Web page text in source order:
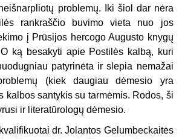
problemų. Iki šiol dar nėra
rankraščio buvimo vieta nuo jos
į Prūsijos hercogo Augusto knygų
ką besakyti apie Postilės kalbą, kuri
patyrinėta ir slepia nemažai
(kiek daugiau dėmesio yra
kalbos santykis su tarmėmis. Rodos, ši
ir literatūrologų dėmesio.
dr. Jolantos Gelumbeckaitės